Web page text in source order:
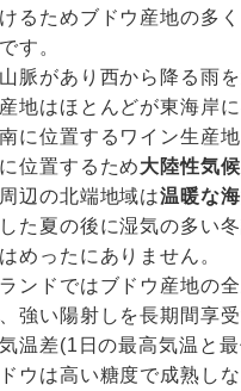
るためブドウ産地の多
です。
脈があり西から降る雨
地はほとんどが東海岸に
に位置するワイン生産
位置するため大陸性気候
辺の北端地域は温暖な
た夏の後に湿気の多い
めったにありません。
ンドではブドウ産地の
強い陽射しを長期間享
温差(1日の最高気温と
ウは高い糖度で成熟し